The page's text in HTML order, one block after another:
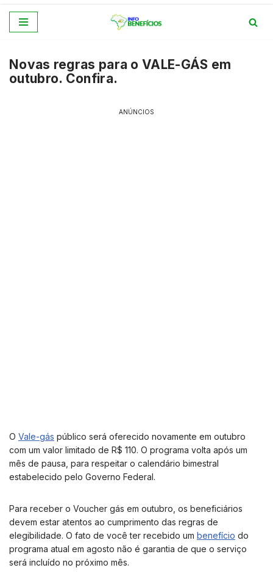
o
conteúdo
Novas regras para o VALE-GÁS em
outubro. Confira.
ANÚNCIOS
O Vale-gás público será oferecido novamente em outubro
com um valor limitado de R$ 110. O programa volta após um
mês de pausa, para respeitar o calendário bimestral
estabelecido pelo Governo Federal.
Para receber o Voucher gás em outubro, os beneficiários
devem estar atentos ao cumprimento das regras de
elegibilidade. O fato de você ter recebido um benefício do
programa atual em agosto não é garantia de que o serviço
será incluído no próximo mês.